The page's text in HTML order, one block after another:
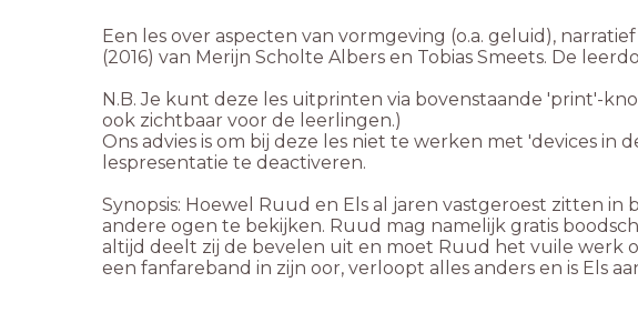
Een les over aspecten van vormgeving (o.a. geluid),
(2016) van Merijn Scholte Albers en Tobias Smeets. De
N.B. Je kunt deze les uitprinten via bovenstaande 'print'-
ook zichtbaar voor de leerlingen.)
Ons advies is om bij deze les niet te werken met 'devices
lespresentatie te deactiveren.
Synopsis: Hoewel Ruud en Els al jaren vastgeroest zitten
andere ogen te bekijken. Ruud mag namelijk gratis
altijd deelt zij de bevelen uit en moet Ruud het vuile werk
een fanfareband in zijn oor, verloopt alles anders en is Els